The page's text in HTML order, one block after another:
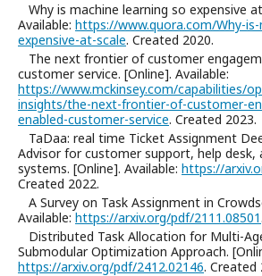
Why is machine learning so expensive
Available: https://www.quora.com/Why-
expensive-at-scale. Created 2020.
The next frontier of customer
customer service. [Online]. Available:
https://www.mckinsey.com/capabilities/
insights/the-next-frontier-of-customer-
enabled-customer-service. Created 2023.
TaDaa: real time Ticket Assignment
Advisor for customer support, help desk,
systems. [Online]. Available: https://
Created 2022.
A Survey on Task Assignment in
Available: https://arxiv.org/pdf/2111.08501
Distributed Task Allocation for Multi-
Submodular Optimization Approach.
https://arxiv.org/pdf/2412.02146. Created